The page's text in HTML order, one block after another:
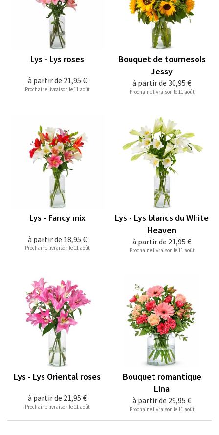
à partir de 21,95 €
Lys - Lys roses
Prochaine livraison le 11 août
à partir de 30,95 €
Bouquet de tournesols
Jessy
Prochaine livraison le 11 août
à partir de 18,95 €
Lys - Fancy mix
Prochaine livraison le 11 août
à partir de 21,95 €
Lys - Lys blancs du White
Heaven
Prochaine livraison le 11 août
à partir de 21,95 €
Lys - Lys Oriental roses
Prochaine livraison le 11 août
à partir de 29,95 €
Bouquet romantique
Lina
Prochaine livraison le 11 août